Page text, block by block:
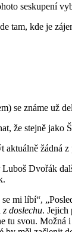
seskupení
tam, kde je
se známe už
že stejně jako
žádná
Dvořák
mi líbí“,
z doslechu. Jejich
tu svou.